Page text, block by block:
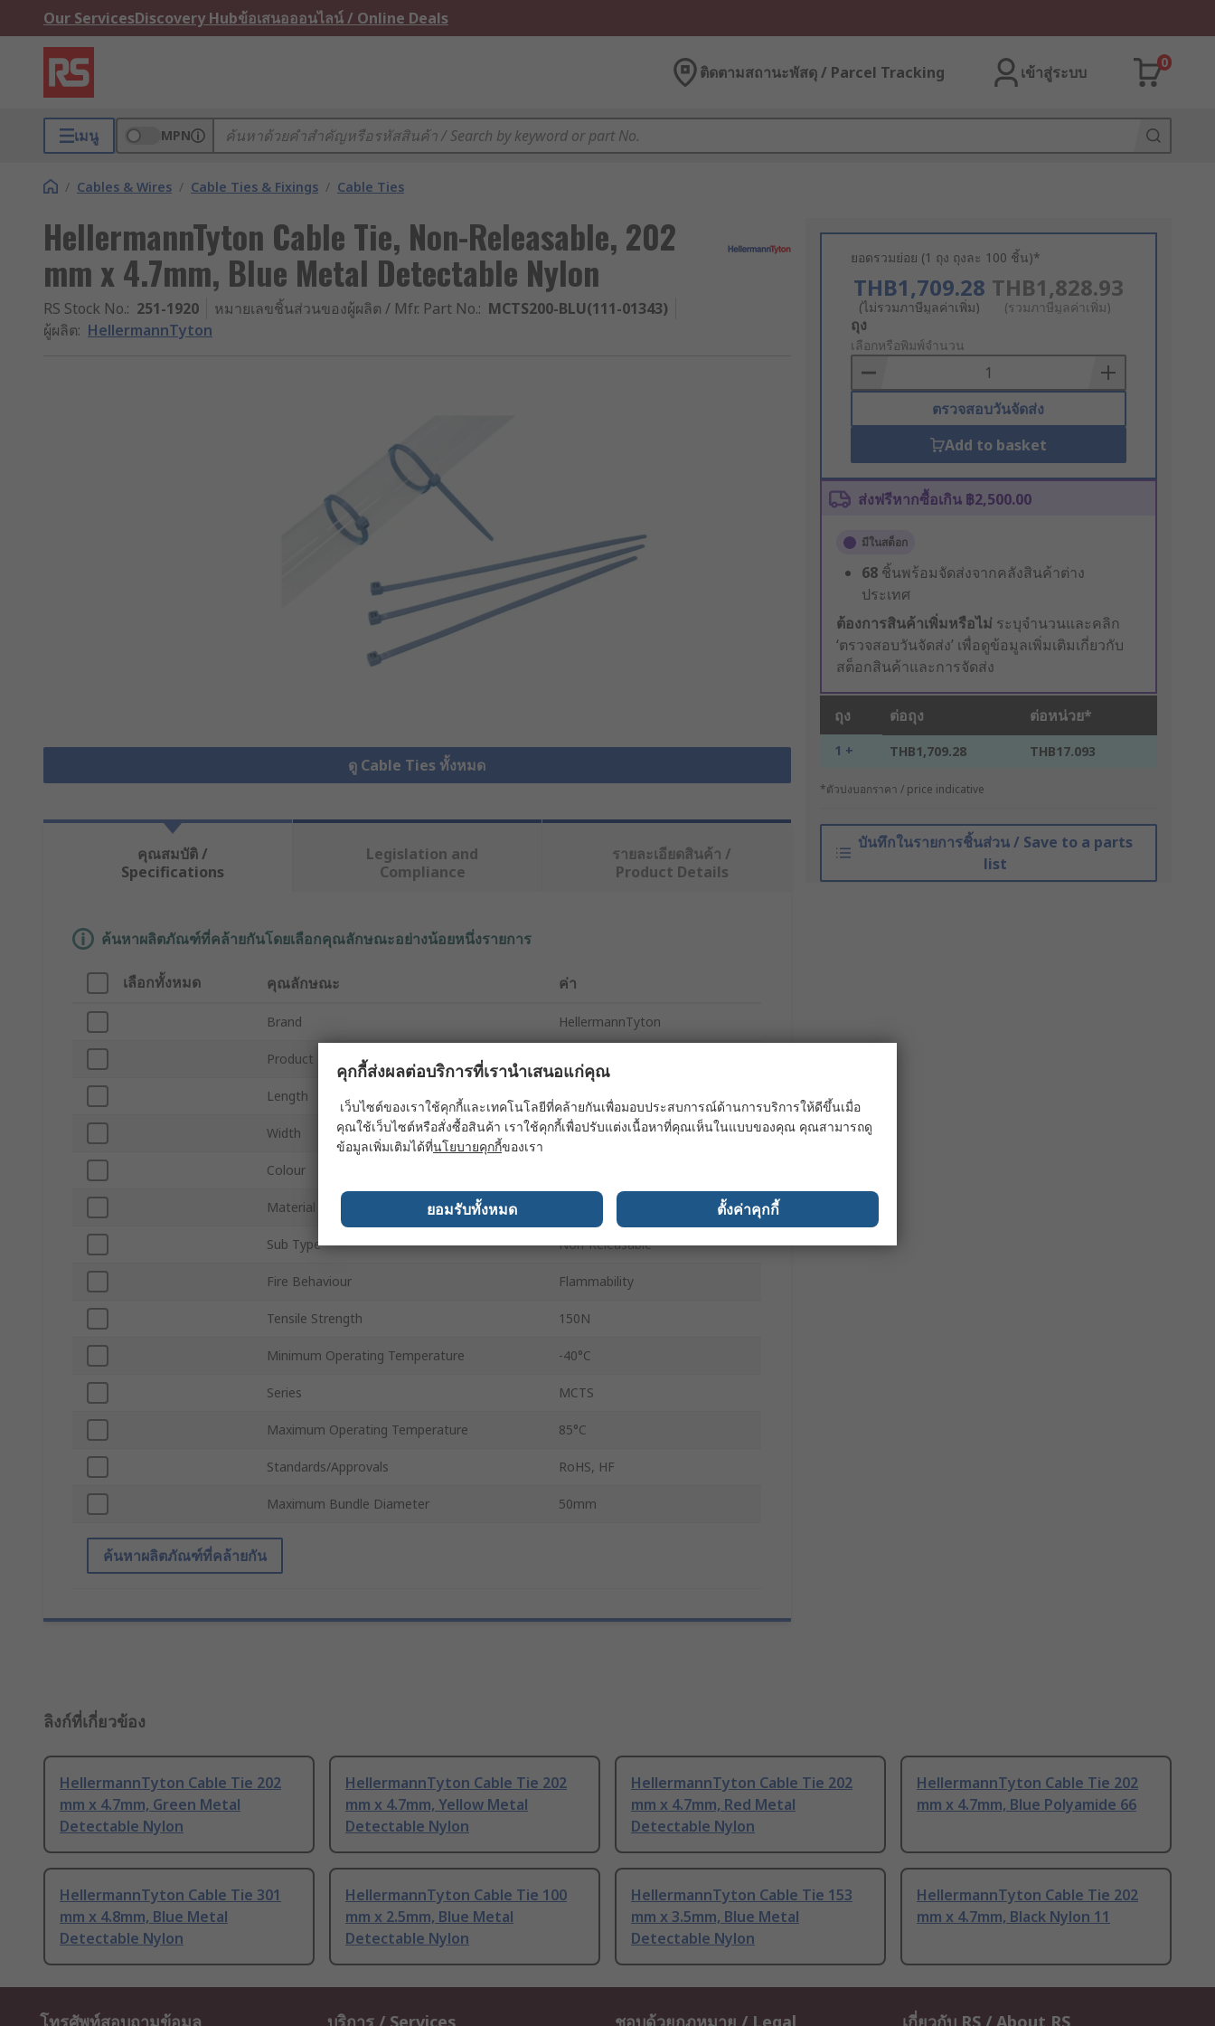
Our ServicesDiscovery Hubข้อเสนอออนไลน์ / Online Deals
ติดตามสถานะพัสดุ / Parcel Tracking เข้าสู่ระบบ
0
เมนู MPN
/ Cables & Wires / Cable Ties & Fixings / Cable Ties
HellermannTyton Cable Tie, Non-Releasable, 202
mm x 4.7mm, Blue Metal Detectable Nylon
RS Stock No.: 251-1920 หมายเลขชิ้นส่วนของผู้ผลิต / Mfr. Part No.: MCTS200-BLU(111-01343)
ผู้ผลิต: HellermannTyton
ดู Cable Ties ทั้งหมด
ยอดรวมย่อย (1 ถุง ถุงละ 100 ชิ้น)*
THB1,709.28
(ไม่รวมภาษีมูลค่าเพิ่ม)
THB1,828.93
(รวมภาษีมูลค่าเพิ่ม)
Add
to
Basket
ถุง
เลือกหรือพิมพ์จำนวน
ตรวจสอบวันจัดส่ง
Add to basket
ส่งฟรีหากซื้อเกิน ฿2,500.00
มีในสต็อก
68 ชิ้นพร้อมจัดส่งจากคลังสินค้าต่าง
ประเทศ
ต้องการสินค้าเพิ่มหรือไม่ ระบุจำนวนและคลิก
‘ตรวจสอบวันจัดส่ง’ เพื่อดูข้อมูลเพิ่มเติมเกี่ยวกับ
สต็อกสินค้าและการจัดส่ง
ถุง ต่อถุง ต่อหน่วย*
1 + THB1,709.28 THB17.093
*ตัวบ่งบอกราคา / price indicative
บันทึกในรายการชิ้นส่วน / Save to a parts
list
คุณสมบัติ /
Specifications
Legislation and
Compliance
รายละเอียดสินค้า /
Product Details
ค้นหาผลิตภัณฑ์ที่คล้ายกันโดยเลือกคุณลักษณะอย่างน้อยหนึ่งรายการ
เลือกทั้งหมด คุณลักษณะ ค่า
Brand HellermannTyton
Product Type
Length
Width 4.7mm
Colour
Material
Sub Type Non-Releasable
Fire Behaviour Flammability
Tensile Strength 150N
Minimum Operating Temperature -40°C
Series MCTS
Maximum Operating Temperature 85°C
Standards/Approvals RoHS, HF
Maximum Bundle Diameter 50mm
ค้นหาผลิตภัณฑ์ที่คล้ายกัน
ลิงก์ที่เกี่ยวข้อง
HellermannTyton Cable Tie 202
mm x 4.7mm, Green Metal
Detectable Nylon
HellermannTyton Cable Tie 202
mm x 4.7mm, Yellow Metal
Detectable Nylon
HellermannTyton Cable Tie 202
mm x 4.7mm, Red Metal
Detectable Nylon
HellermannTyton Cable Tie 202
mm x 4.7mm, Blue Polyamide 66
HellermannTyton Cable Tie 301
mm x 4.8mm, Blue Metal
Detectable Nylon
HellermannTyton Cable Tie 100
mm x 2.5mm, Blue Metal
Detectable Nylon
HellermannTyton Cable Tie 153
mm x 3.5mm, Blue Metal
Detectable Nylon
HellermannTyton Cable Tie 202
mm x 4.7mm, Black Nylon 11
คุกกี้ส่งผลต่อบริการที่เรานำเสนอแก่คุณ
เว็บไซต์ของเราใช้คุกกี้และเทคโนโลยีที่คล้ายกันเพื่อมอบประสบการณ์ด้านการบริการให้ดีขึ้นเมื่อ
คุณใช้เว็บไซต์หรือสั่งซื้อสินค้า เราใช้คุกกี้เพื่อปรับแต่งเนื้อหาที่คุณเห็นในแบบของคุณ คุณสามารถดู
ข้อมูลเพิ่มเติมได้ที่นโยบายคุกกี้ของเรา
ยอมรับทั้งหมด ตั้งค่าคุกกี้